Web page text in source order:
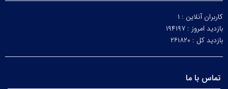
کاربران آنلاین : ۱
بازدید امروز : ۱۹۴۱۹۷
بازدید کل : ۲۶۱۸۲۰
تماس با ما